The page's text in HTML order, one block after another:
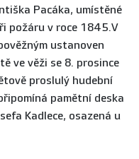
Pacáka, umístěné
požáru v roce 1845.V
ustanoven
ve věži se 8. prosince
proslulý hudební
pamětní deska
Kadlece, osazená u